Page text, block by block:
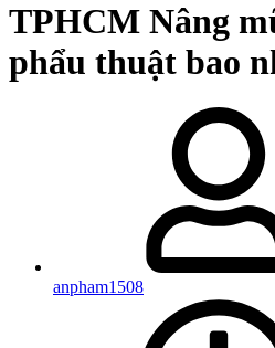
TPHCM Nâng
phẩu thuật bao
anpham1508